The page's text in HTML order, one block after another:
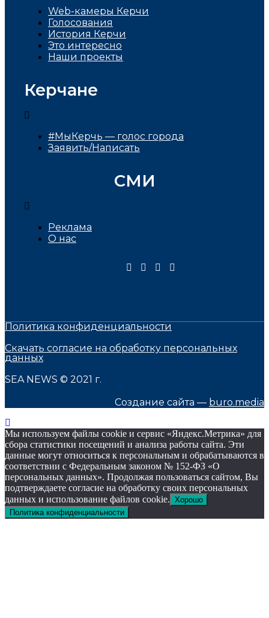
Web-камеры Керчи
Голосования
История Керчи
Это интересно
Наши проекты
Керчане
#МыКерчь — голос города
Заявить/Написать
СМИ
Реклама
О нас
Политика конфиденциальности
Скачать согласие на обработку персональных
данных
SEA NEWS © 2021 г.
Создание сайта — buro.media
Мы используем файлы cookie и сервис «Яндекс.Метрика» для
сбора статистики посещений и анализа работы сайта. Эти
данные могут относиться к персональным и обрабатываются в
соответствии с Федеральным законом № 152-ФЗ «О
персональных данных». Продолжая пользоваться сайтом, Вы
подтверждаете согласие на обработку своих персональных
данных и использование файлов cookie. Хорошо
Политика конфиденциальности